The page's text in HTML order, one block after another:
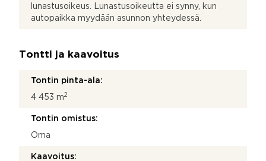
lunastusoikeus. Lunastusoikeutta ei synny, kun
autopaikka myydään asunnon yhteydessä.
Tontti ja kaavoitus
Tontin pinta-ala:
4 453 m2
Tontin omistus:
Oma
Kaavoitus: